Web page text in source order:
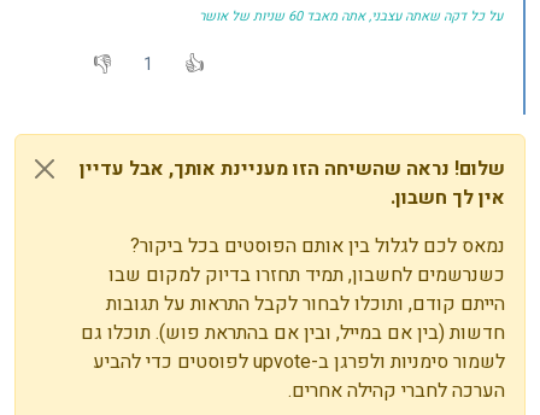
על כל דקה שאתה עצבני, אתה מאבד 60 שניות של אושר
1
שלום! נראה שהשיחה הזו מעניינת אותך, אבל עדיין
אין לך חשבון.
נמאס לכם לגלול בין אותם הפוסטים בכל ביקור?
כשנרשמים לחשבון, תמיד תחזרו בדיוק למקום שבו
הייתם קודם, ותוכלו לבחור לקבל התראות על תגובות
חדשות (בין אם במייל, ובין אם בהתראת פוש). תוכלו גם
לשמור סימניות ולפרגן ב-upvote לפוסטים כדי להביע
הערכה לחברי קהילה אחרים.